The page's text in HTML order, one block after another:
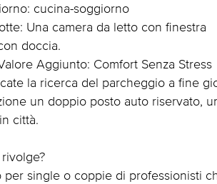
cucina-soggiorno
Una camera da letto con finestra
doccia.
Aggiunto: Comfort Senza Stress
la ricerca del parcheggio a fine
un doppio posto auto riservato,
città.
per single o coppie di professionisti